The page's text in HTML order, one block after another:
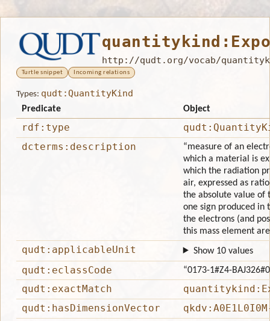
http://qudt.org/vocab/
Turtle snippet Incoming relations
Types: qudt:QuantityKind
Predicate Object
rdf:type
dcterms:description
“measure of an
which a material is
which the radiation
air, expressed as
the absolute value of
one sign produced in
the electrons (and
this mass element
qudt:applicableUnit Show 10 values
qudt:eclassCode “0173-1#Z4-
qudt:exactMatch
qudt:hasDimensionVector